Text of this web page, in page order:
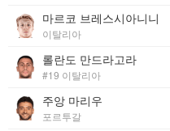
마르코 브레스시아니니
이탈리아
롤란도 만드라고라
#19 이탈리아
주앙 마리우
포르투갈